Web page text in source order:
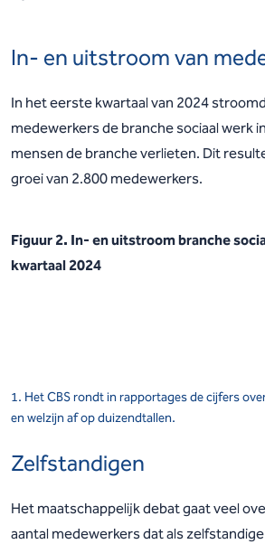
In- en uitstroom van
In het eerste kwartaal van 2024
medewerkers de branche sociaal werk
mensen de branche verlieten. Dit
groei van 2.800 medewerkers.
Figuur 2. In- en uitstroom branche
kwartaal 2024
1. Het CBS rondt in rapportages de cijfers
en welzijn af op duizendtallen.
Zelfstandigen
Het maatschappelijk debat gaat veel
aantal medewerkers dat als